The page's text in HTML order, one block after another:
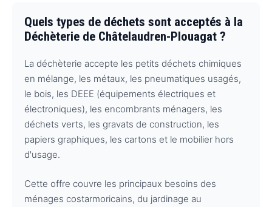
Quels types de déchets sont acceptés à la
Déchèterie de Châtelaudren-Plouagat ?
La déchèterie accepte les petits déchets chimiques
en mélange, les métaux, les pneumatiques usagés,
le bois, les DEEE (équipements électriques et
électroniques), les encombrants ménagers, les
déchets verts, les gravats de construction, les
papiers graphiques, les cartons et le mobilier hors
d'usage.
Cette offre couvre les principaux besoins des
ménages costarmoricains, du jardinage au